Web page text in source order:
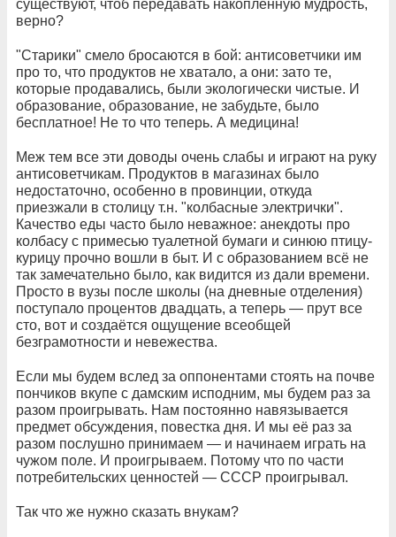
существуют, чтоб передавать накопленную мудрость,
верно?
"Старики" смело бросаются в бой: антисоветчики им
про то, что продуктов не хватало, а они: зато те,
которые продавались, были экологически чистые. И
образование, образование, не забудьте, было
бесплатное! Не то что теперь. А медицина!
Меж тем все эти доводы очень слабы и играют на руку
антисоветчикам. Продуктов в магазинах было
недостаточно, особенно в провинции, откуда
приезжали в столицу т.н. "колбасные электрички".
Качество еды часто было неважное: анекдоты про
колбасу с примесью туалетной бумаги и синюю птицу-
курицу прочно вошли в быт. И с образованием всё не
так замечательно было, как видится из дали времени.
Просто в вузы после школы (на дневные отделения)
поступало процентов двадцать, а теперь — прут все
сто, вот и создаётся ощущение всеобщей
безграмотности и невежества.
Если мы будем вслед за оппонентами стоять на почве
пончиков вкупе с дамским исподним, мы будем раз за
разом проигрывать. Нам постоянно навязывается
предмет обсуждения, повестка дня. И мы её раз за
разом послушно принимаем — и начинаем играть на
чужом поле. И проигрываем. Потому что по части
потребительских ценностей — СССР проигрывал.
Так что же нужно сказать внукам?